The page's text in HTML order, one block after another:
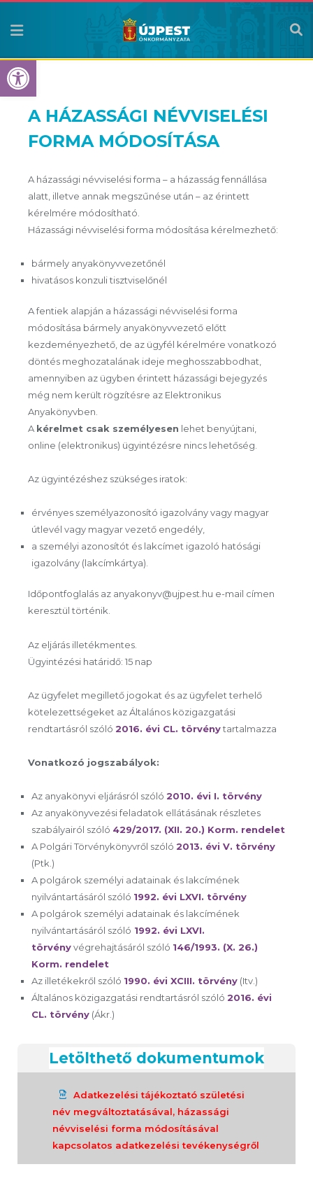
Eszköztár megnyitása
A HÁZASSÁGI NÉVVISELÉSI
FORMA MÓDOSÍTÁSA
A házassági névviselési forma – a házasság fennállása
alatt, illetve annak megszűnése után – az érintett
kérelmére módosítható.
Házassági névviselési forma módosítása kérelmezhető:
bármely anyakönyvvezetőnél
hivatásos konzuli tisztviselőnél
A fentiek alapján a házassági névviselési forma
módosítása bármely anyakönyvvezető előtt
kezdeményezhető, de az ügyfél kérelmére vonatkozó
döntés meghozatalának ideje meghosszabbodhat,
amennyiben az ügyben érintett házassági bejegyzés
még nem került rögzítésre az Elektronikus
Anyakönyvben.
A kérelmet csak személyesen lehet benyújtani,
online (elektronikus) ügyintézésre nincs lehetőség.
Az ügyintézéshez szükséges iratok:
érvényes személyazonosító igazolvány vagy magyar
útlevél vagy magyar vezető engedély,
a személyi azonosítót és lakcímet igazoló hatósági
igazolvány (lakcímkártya).
Időpontfoglalás az anyakonyv@ujpest.hu e-mail címen
keresztül történik.
Az eljárás illetékmentes.
Ügyintézési határidő: 15 nap
Az ügyfelet megillető jogokat és az ügyfelet terhelő
kötelezettségeket az Általános közigazgatási
rendtartásról szóló 2016. évi CL. törvénytartalmazza
Vonatkozó jogszabályok:
Az anyakönyvi eljárásról szóló 2010. évi I. törvény
Az anyakönyvezési feladatok ellátásának részletes
szabályairól szóló 429/2017. (XII. 20.) Korm. rendelet
A Polgári Törvénykönyvről szóló 2013. évi V. törvény
(Ptk.)
A polgárok személyi adatainak és lakcímének
nyilvántartásáról szóló 1992. évi LXVI. törvény
A polgárok személyi adatainak és lakcímének
nyilvántartásáról szóló 1992. évi LXVI.
törvényvégrehajtásáról szóló 146/1993. (X. 26.)
Korm. rendelet
Az illetékekről szóló 1990. évi XCIII. törvény (Itv.)
Általános közigazgatási rendtartásról szóló 2016. évi
CL. törvény (Ákr.)
Letölthető dokumentumok
Adatkezelési tájékoztató születési
név megváltoztatásával, házassági
névviselési forma módosításával
kapcsolatos adatkezelési tevékenységről